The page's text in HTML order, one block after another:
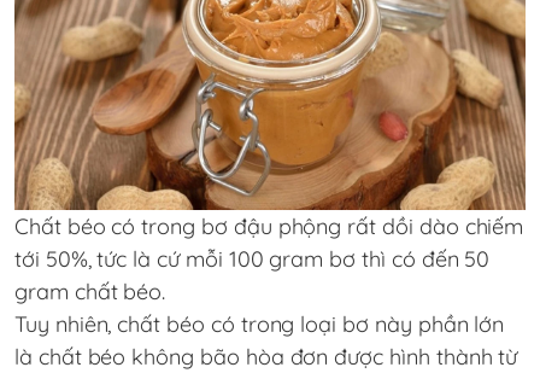
Chất béo có trong bơ đậu phộng rất dồi dào chiếm
tới 50%, tức là cứ mỗi 100 gram bơ thì có đến 50
gram chất béo.
Tuy nhiên, chất béo có trong loại bơ này phần lớn
là chất béo không bão hòa đơn được hình thành từ